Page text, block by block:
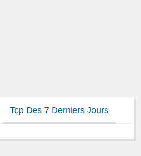
Top Des 7 Derniers Jours